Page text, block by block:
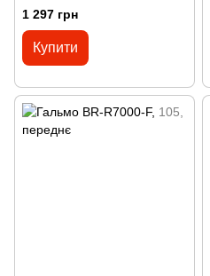
1 297 грн
Купити